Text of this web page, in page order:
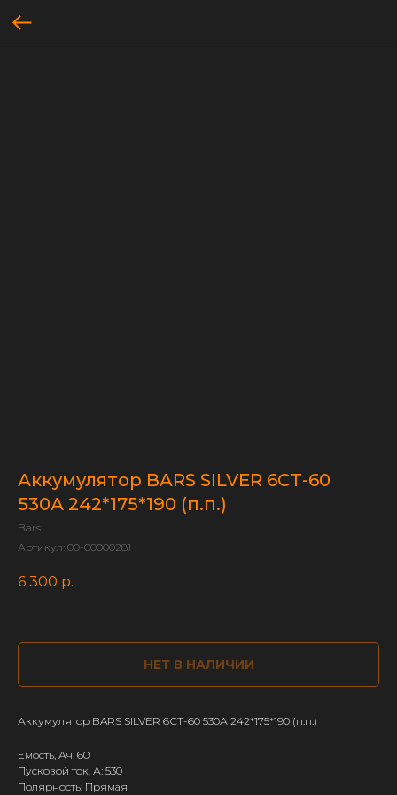
Аккумулятор BARS SILVER 6СТ-60
530А 242*175*190 (п.п.)
Bars
Артикул: 00-00000281
6 300 р.
НЕТ В НАЛИЧИИ
Аккумулятор BARS SILVER 6СТ-60 530А 242*175*190 (п.п.)
Емость, Ач: 60
Пусковой ток, А: 530
Полярность: Прямая